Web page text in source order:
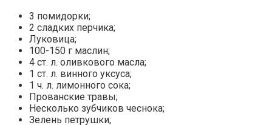
3 помидорки;
2 сладких перчика;
Луковица;
100-150 г маслин;
4 ст. л. оливкового масла;
1 ст. л. винного уксуса;
1 ч. л. лимонного сока;
Прованские травы;
Несколько зубчиков чеснока;
Зелень петрушки;